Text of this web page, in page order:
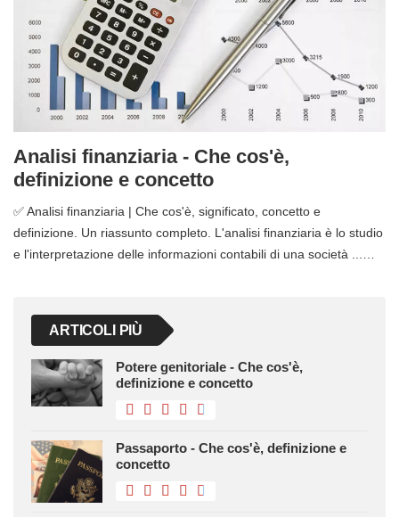
Analisi finanziaria - Che cos'è,
definizione e concetto
✅ Analisi finanziaria | Che cos'è, significato, concetto e
definizione. Un riassunto completo. L'analisi finanziaria è lo studio
e l'interpretazione delle informazioni contabili di una società ...…
ARTICOLI PIÙ
Potere genitoriale - Che cos'è,
definizione e concetto
Passaporto - Che cos'è, definizione e
concetto